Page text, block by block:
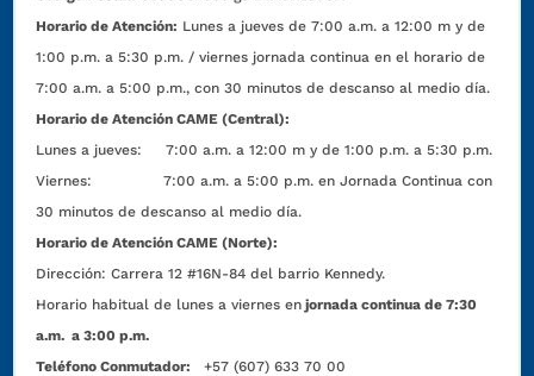
Horario de Atención: Lunes a jueves de 7:00 a.m. a 12:00 m y de
1:00 p.m. a 5:30 p.m. / viernes jornada continua en el horario de
7:00 a.m. a 5:00 p.m., con 30 minutos de descanso al medio día.
Horario de Atención CAME (Central):
Lunes a jueves: 7:00 a.m. a 12:00 m y de 1:00 p.m. a 5:30 p.m.
Viernes: 7:00 a.m. a 5:00 p.m. en Jornada Continua con
30 minutos de descanso al medio día.
Horario de Atención CAME (Norte):
Dirección:Carrera 12 #16N-84 del barrio Kennedy.
Horario habitual de lunes a viernes en jornada continua de 7:30
a.m. a 3:00 p.m.
Teléfono Conmutador:
+57 (607) 633 70 00